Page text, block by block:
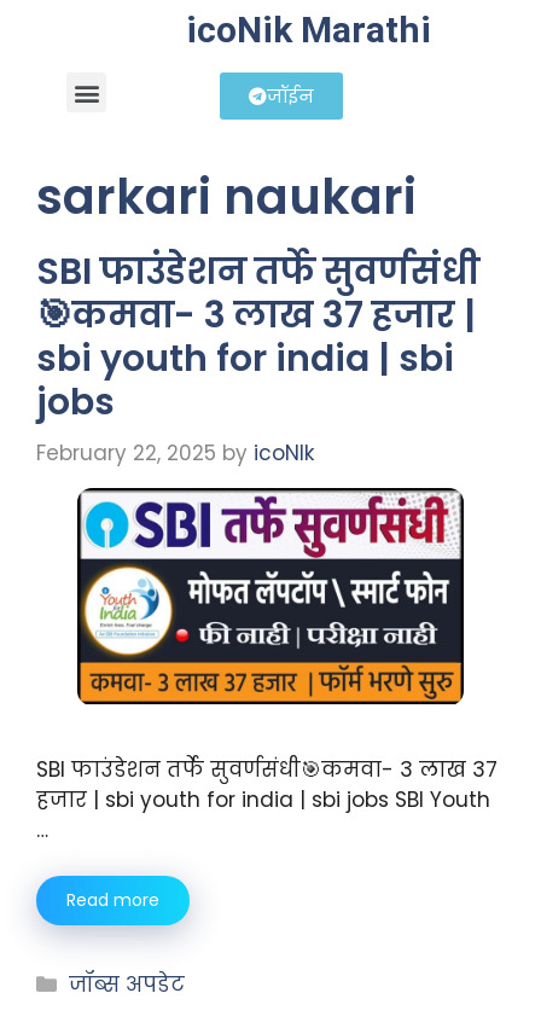
icoNik Marathi
जॉईन
sarkari naukari
SBI फाउंडेशन तर्फे सुवर्णसंधी
🎯कमवा- 3 लाख 37 हजार |
sbi youth for india | sbi
jobs
February 22, 2025 by icoNIk
SBI फाउंडेशन तर्फे सुवर्णसंधी🎯कमवा- 3 लाख 37
हजार | sbi youth for india | sbi jobs SBI Youth
…
Read more
जॉब्स अपडेट